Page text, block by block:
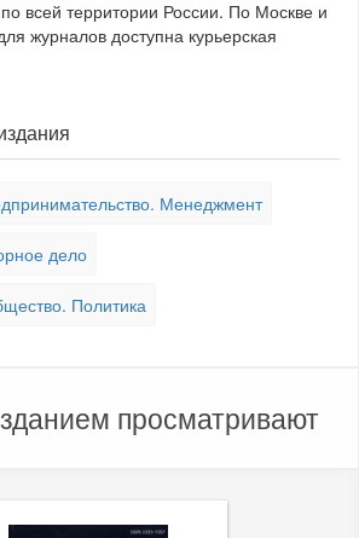
всей территории России. По Москве и
журналов доступна курьерская
Менеджмент
дело
Политика
просматривают